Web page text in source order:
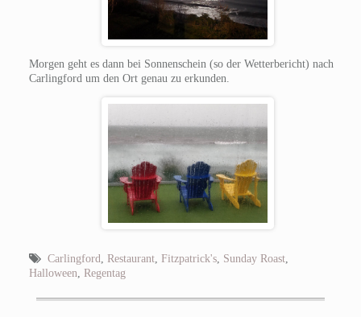
Morgen geht es dann bei Sonnenschein (so der Wetterbericht) nach
Carlingford um den Ort genau zu erkunden.
Carlingford, Restaurant, Fitzpatrick's, Sunday Roast,
Halloween, Regentag